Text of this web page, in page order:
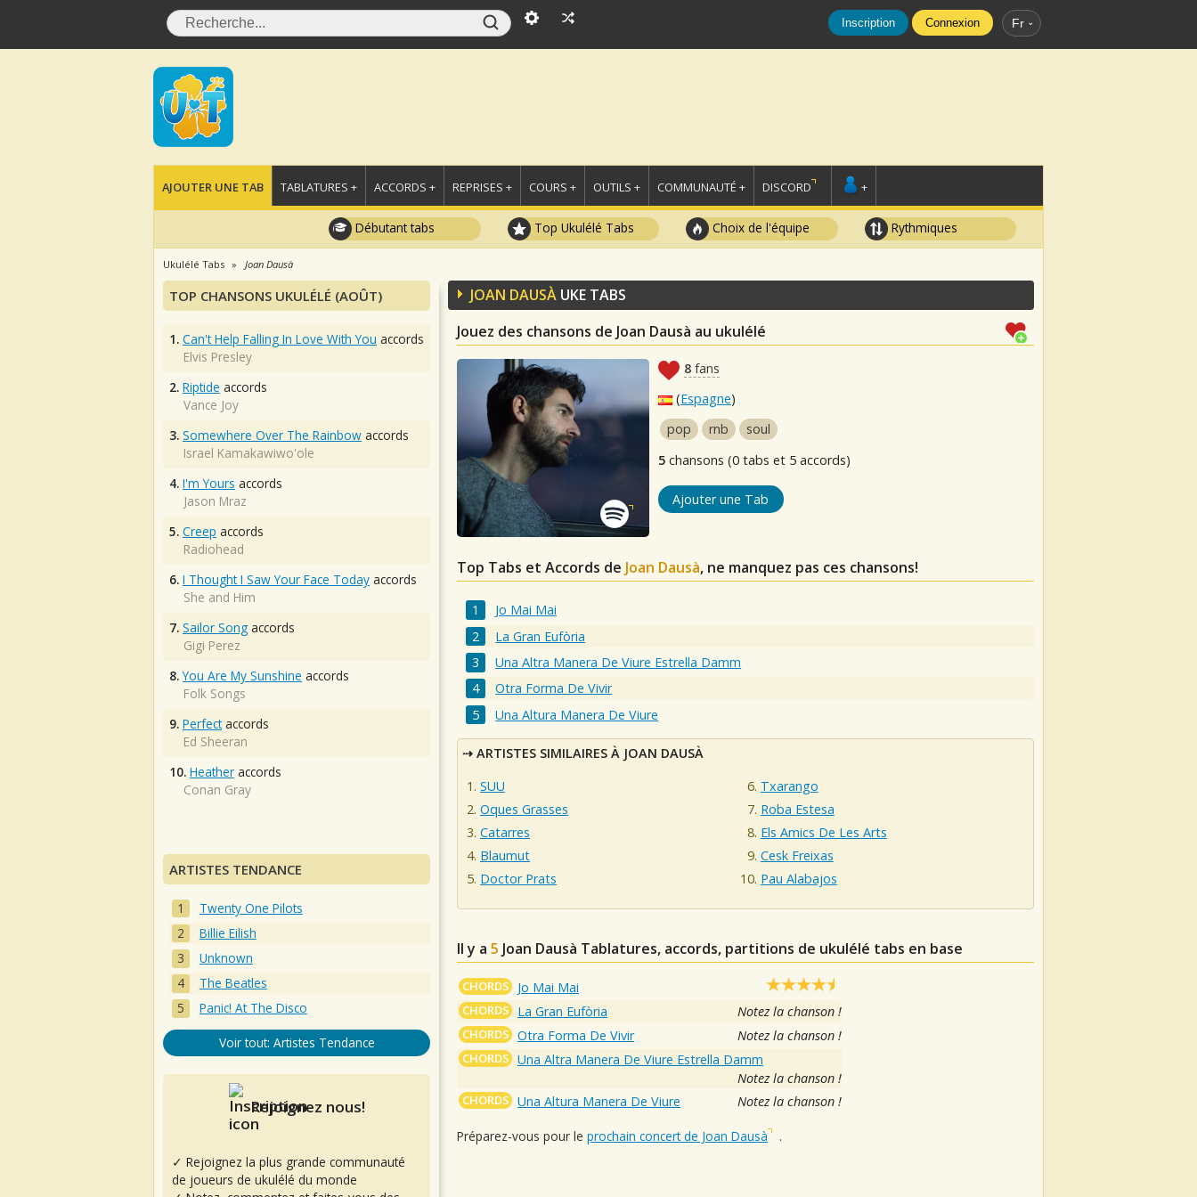
Inscription Connexion Fr
AJOUTER UNE TAB TABLATURES + ACCORDS + REPRISES + COURS + OUTILS + COMMUNAUTÉ + DISCORD +
Débutant tabs Top Ukulélé Tabs Choix de l'équipe Rythmiques
Ukulélé Tabs Joan Dausà
JOAN DAUSÀ UKE TABS
Jouez des chansons de Joan Dausà au ukulélé
8 fans
(Espagne)
pop
rnb
soul
5 chansons (0 tabs et 5 accords)
Ajouter une Tab
Top Tabs et Accords de Joan Dausà, ne manquez pas ces chansons!
Jo Mai Mai
La Gran Eufòria
Una Altra Manera De Viure Estrella Damm
Otra Forma De Vivir
Una Altura Manera De Viure
ARTISTES SIMILAIRES À JOAN DAUSÀ
SUU
Oques Grasses
Catarres
Blaumut
Doctor Prats
Txarango
Roba Estesa
Els Amics De Les Arts
Cesk Freixas
Pau Alabajos
Il y a 5 Joan Dausà Tablatures, accords, partitions de ukulélé tabs en base
CHORDS Jo Mai Mai
CHORDS La Gran Eufòria Notez la chanson !
CHORDS Otra Forma De Vivir Notez la chanson !
CHORDS Una Altra Manera De Viure Estrella Damm
Notez la chanson !
CHORDS Una Altura Manera De Viure Notez la chanson !
Préparez-vous pour le prochain concert de Joan Dausà .
TOP CHANSONS UKULÉLÉ (AOÛT)
1. Can't Help Falling In Love With You accords
Elvis Presley
2. Riptide accords
Vance Joy
3. Somewhere Over The Rainbow accords
Israel Kamakawiwo'ole
4. I'm Yours accords
Jason Mraz
5. Creep accords
Radiohead
6. I Thought I Saw Your Face Today accords
She and Him
7. Sailor Song accords
Gigi Perez
8. You Are My Sunshine accords
Folk Songs
9. Perfectaccords
Ed Sheeran
10. Heather accords
Conan Gray
ARTISTES TENDANCE
Twenty One Pilots
Billie Eilish
Unknown
The Beatles
Panic! At The Disco
Voir tout: Artistes Tendance
Rejoignez nous!
✓ Rejoignez la plus grande communauté
de joueurs de ukulélé du monde